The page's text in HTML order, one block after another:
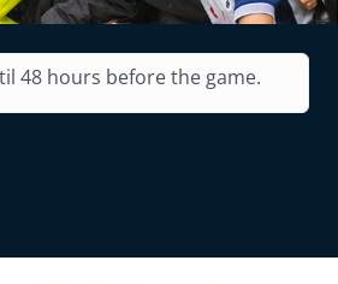
48 hours before the game.